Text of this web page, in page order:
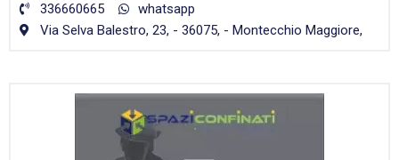
336660665
whatsapp
Via Selva Balestro, 23, - 36075, - Montecchio Maggiore,